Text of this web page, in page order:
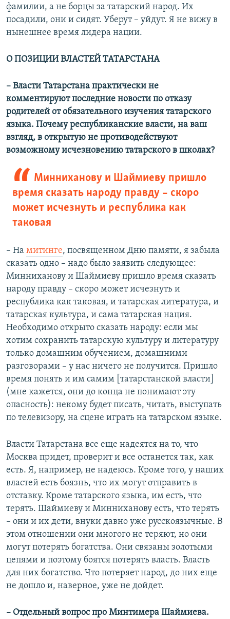
фамилии, а не борцы за татарский народ. Их
посадили, они и сидят. Уберут – уйдут. Я не вижу в
нынешнее время лидера нации.
О ПОЗИЦИИ ВЛАСТЕЙ ТАТАРСТАНА
–​ Власти Татарстана практически не
комментируют последние новости по отказу
родителей от обязательного изучения татарского
языка. Почему республиканские власти, на ваш
взгляд, в открытую не противодействуют
возможному исчезновению татарского в школах?
Минниханову и Шаймиеву пришло
время сказать народу правду – скоро
может исчезнуть и республика как
таковая
– На митинге, посвященном Дню памяти, я забыла
сказать одно – надо было заявить следующее:
Минниханову и Шаймиеву пришло время сказать
народу правду – скоро может исчезнуть и
республика как таковая, и татарская литература, и
татарская культура, и сама татарская нация.
Необходимо открыто сказать народу: если мы
хотим сохранить татарскую культуру и литературу
только домашним обучением, домашними
разговорами – у нас ничего не получится. Пришло
время понять и им самим [татарстанской власти]
(мне кажется, они до конца не понимают эту
опасность): некому будет писать, читать, выступать
по телевизору, на сцене играть на татарском языке.
Власти Татарстана все еще надеятся на то, что
Москва придет, проверит и все останется так, как
есть. Я, например, не надеюсь. Кроме того, у наших
властей есть боязнь, что их могут отправить в
отставку. Кроме татарского языка, им есть, что
терять. Шаймиеву и Минниханову есть, что терять
–​ они и их дети, внуки давно уже русскоязычные. В
этом отношении они многого не теряют, но они
могут потерять богатства. Они связаны золотыми
цепями и поэтому боятся потерять власть. Власть
для них богатство. Что потеряет народ, до них еще
не дошло и, наверное, уже не дойдет.
–​ Отдельный вопрос про Минтимера Шаймиева.